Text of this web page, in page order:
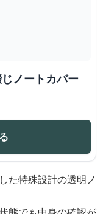
ノートカバー
た特殊設計の透明ノ